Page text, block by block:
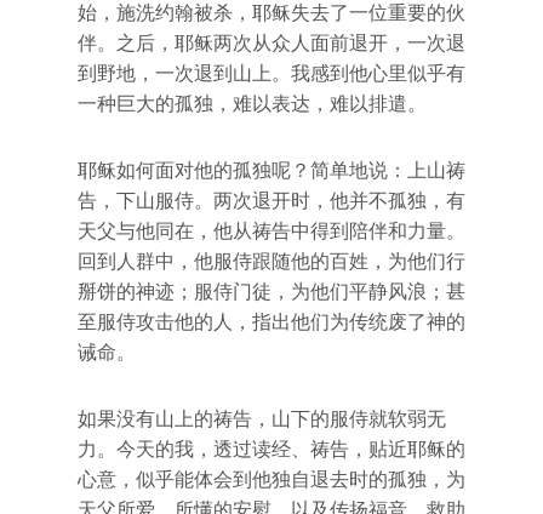
始，施洗约翰被杀，耶稣失去了一位重要的伙
伴。之后，耶稣两次从众人面前退开，一次退
到野地，一次退到山上。我感到他心里似乎有
一种巨大的孤独，难以表达，难以排遣。
耶稣如何面对他的孤独呢？简单地说：上山祷
告，下山服侍。两次退开时，他并不孤独，有
天父与他同在，他从祷告中得到陪伴和力量。
回到人群中，他服侍跟随他的百姓，为他们行
掰饼的神迹；服侍门徒，为他们平静风浪；甚
至服侍攻击他的人，指出他们为传统废了神的
诫命。
如果没有山上的祷告，山下的服侍就软弱无
力。今天的我，透过读经、祷告，贴近耶稣的
心意，似乎能体会到他独自退去时的孤独，为